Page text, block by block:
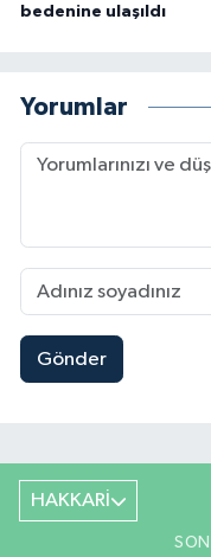
bedenine ulaşıldı
Yorumlar
Gönder
HAKKARİ